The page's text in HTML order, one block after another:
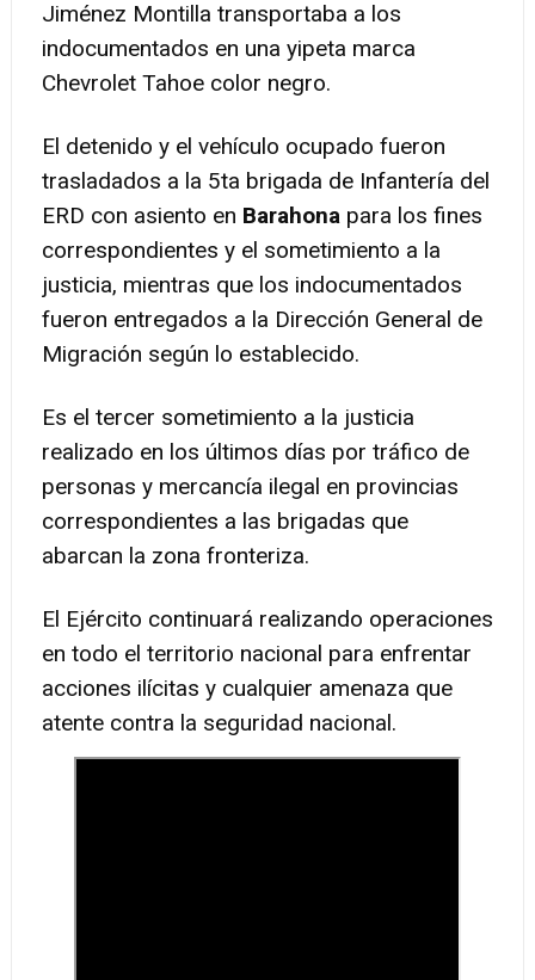
Jiménez Montilla transportaba a los
indocumentados en una yipeta marca
Chevrolet Tahoe color negro.
El detenido y el vehículo ocupado fueron
trasladados a la 5ta brigada de Infantería del
ERD con asiento en Barahona para los fines
correspondientes y el sometimiento a la
justicia, mientras que los indocumentados
fueron entregados a la Dirección General de
Migración según lo establecido.
Es el tercer sometimiento a la justicia
realizado en los últimos días por tráfico de
personas y mercancía ilegal en provincias
correspondientes a las brigadas que
abarcan la zona fronteriza.
El Ejército continuará realizando operaciones
en todo el territorio nacional para enfrentar
acciones ilícitas y cualquier amenaza que
atente contra la seguridad nacional.